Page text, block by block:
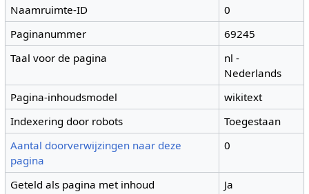
Naamruimte-ID
0
Paginanummer
69245
Taal voor de pagina
nl -
Nederlands
Pagina-inhoudsmodel
wikitext
Indexering door robots
Toegestaan
Aantal doorverwijzingen naar deze
pagina
0
Geteld als pagina met inhoud Ja